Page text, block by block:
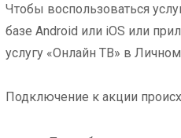
Чтобы воспользоваться
базе Android или iOS или
услугу «Онлайн ТВ» в
Подключение к акции